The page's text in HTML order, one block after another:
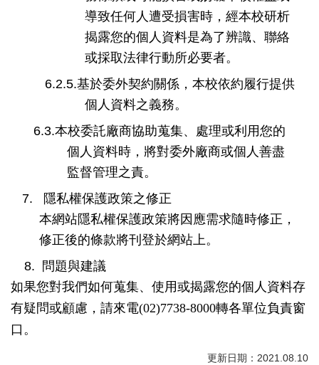
導致任何人遭受損害時，經本校研析
揭露您的個人資料是為了辨識、聯絡
或採取法律行動所必要者。
6.2.5.基於委外契約關係，本校依約履行提供
個人資料之義務。
6.3.本校委託廠商協助蒐集、處理或利用您的
個人資料時，將對委外廠商或個人善盡
監督管理之責。
7. 隱私權保護政策之修正
本網站隱私權保護政策將因應需求隨時修正，
修正後的條款將刊登於網站上。
8.
問題與建議
如果您對我們如何蒐集、使用或揭露您的個人資料存
有疑問或顧慮，請來電(02)7738-8000轉各單位負責窗
口。
更新日期：2021.08.10